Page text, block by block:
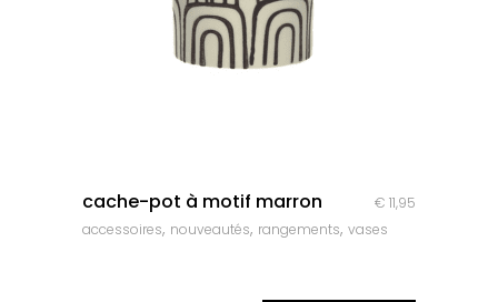
cache-pot à motif marron € 11,95
accessoires, nouveautés, rangements, vases